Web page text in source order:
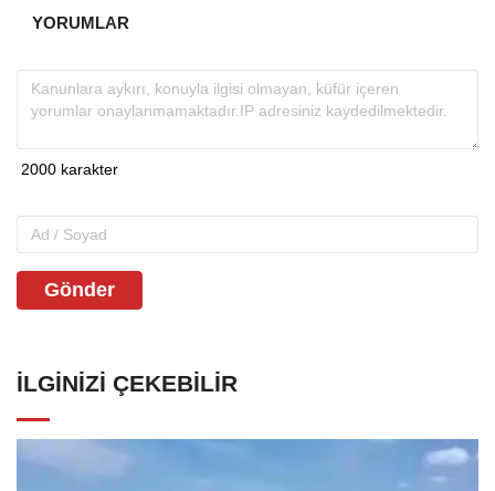
YORUMLAR
Gönder
İLGINIZI ÇEKEBILIR